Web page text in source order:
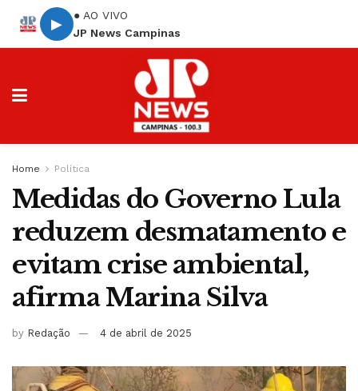
▶
● AO VIVO
JP News Campinas
Home Política
Medidas do Governo Lula
reduzem desmatamento e
evitam crise ambiental,
afirma Marina Silva
by Redação 4 de abril de 2025